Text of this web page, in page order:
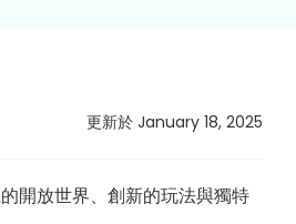
更新於 January 18, 2025
開放世界、創新的玩法與獨特